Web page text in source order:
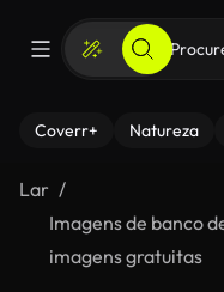
Coverr+ Natureza
Lar
Imagens de banco
imagens gratuitas